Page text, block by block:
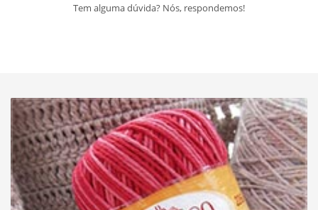
Tem alguma dúvida? Nós, respondemos!